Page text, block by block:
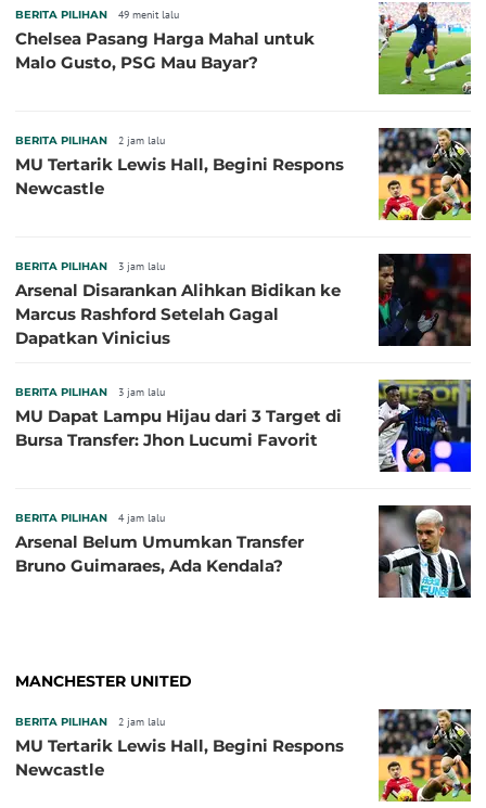
BERITA PILIHAN 49 menit lalu
Chelsea Pasang Harga Mahal untuk
Malo Gusto, PSG Mau Bayar?
BERITA PILIHAN 2 jam lalu
MU Tertarik Lewis Hall, Begini Respons
Newcastle
BERITA PILIHAN 3 jam lalu
Arsenal Disarankan Alihkan Bidikan ke
Marcus Rashford Setelah Gagal
Dapatkan Vinicius
BERITA PILIHAN 3 jam lalu
MU Dapat Lampu Hijau dari 3 Target di
Bursa Transfer: Jhon Lucumi Favorit
BERITA PILIHAN 4 jam lalu
Arsenal Belum Umumkan Transfer
Bruno Guimaraes, Ada Kendala?
MANCHESTER UNITED
BERITA PILIHAN 2 jam lalu
MU Tertarik Lewis Hall, Begini Respons
Newcastle